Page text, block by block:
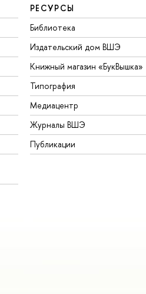
РЕСУРСЫ
Библиотека
Издательский дом ВШЭ
Книжный магазин «БукВышка»
Типография
Медиацентр
Журналы ВШЭ
Публикации